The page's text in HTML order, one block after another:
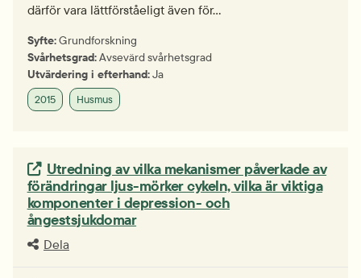
därför vara lättförståeligt även för…
Syfte:Grundforskning
Svårhetsgrad:Avsevärd svårhetsgrad
Utvärdering i efterhand:Ja
2015 Husmus
Extern länk.
Utredning av vilka mekanismer påverkade av
förändringar ljus-mörker cykeln, vilka är viktiga
komponenter i depression- och
ångestsjukdomar
Dela